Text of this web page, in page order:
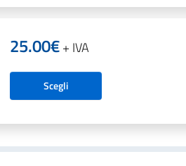
25.00€+ IVA
Scegli